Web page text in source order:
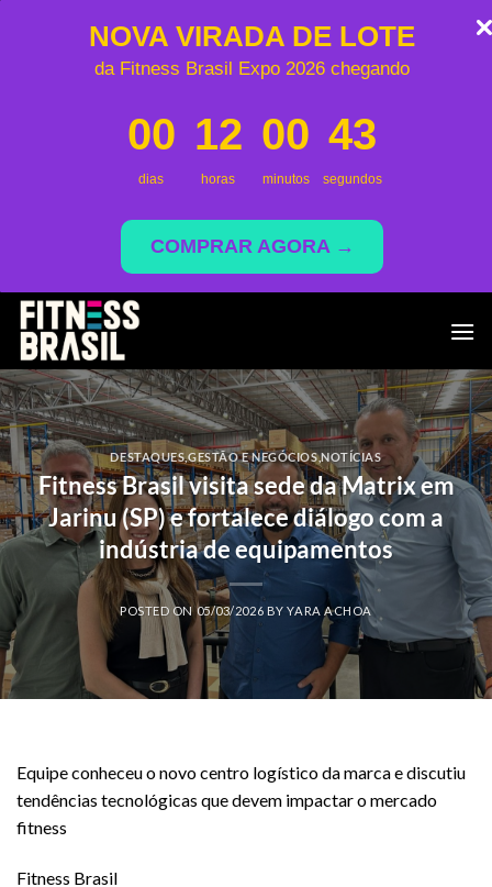
NOVA VIRADA DE LOTE
da Fitness Brasil Expo 2026 chegando
00
dias
12
horas
00
minutos
42
segundos
COMPRAR AGORA →
Skip
content
DESTAQUES,GESTÃO E NEGÓCIOS,NOTÍCIAS
Fitness Brasil visita sede da Matrix em
Jarinu (SP) e fortalece diálogo com a
indústria de equipamentos
POSTED ON05/03/2026 BYYARA ACHOA
Equipe conheceu o novo centro logístico da marca e discutiu
tendências tecnológicas que devem impactar o mercado
fitness
Fitness Brasil